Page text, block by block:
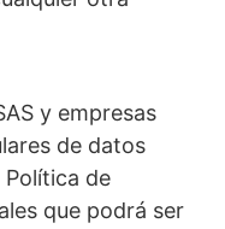
y empresas
de datos
Política de
que podrá ser